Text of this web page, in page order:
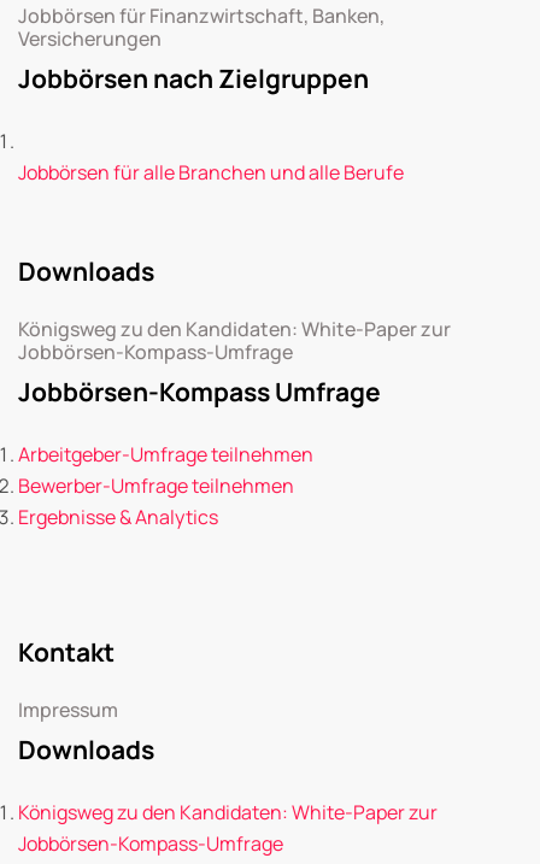
Jobbörsen für Finanzwirtschaft, Banken,
Versicherungen
Jobbörsen nach Zielgruppen
Jobbörsen für alle Branchen und alle Berufe
Downloads
Königsweg zu den Kandidaten: White-Paper zur
Jobbörsen-Kompass-Umfrage
Jobbörsen-Kompass Umfrage
Arbeitgeber-Umfrage teilnehmen
Bewerber-Umfrage teilnehmen
Ergebnisse & Analytics
Kontakt
Impressum
Downloads
Königsweg zu den Kandidaten: White-Paper zur
Jobbörsen-Kompass-Umfrage